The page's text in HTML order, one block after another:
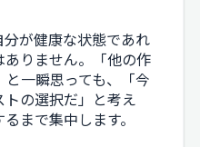
が健康な状態であれ
りません。「他の作
一瞬思っても、「今
の選択だ」と考え
まで集中します。